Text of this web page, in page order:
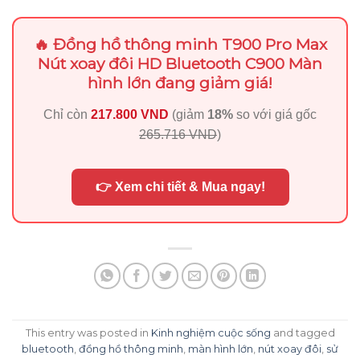
🔥 Đồng hồ thông minh T900 Pro Max
Nút xoay đôi HD Bluetooth C900 Màn
hình lớn đang giảm giá!
Chỉ còn 217.800 VND (giảm 18% so với giá gốc
265.716 VND)
👉 Xem chi tiết & Mua ngay!
This entry was posted in Kinh nghiệm cuộc sống and tagged
bluetooth, đồng hồ thông minh, màn hình lớn, nút xoay đôi, sử